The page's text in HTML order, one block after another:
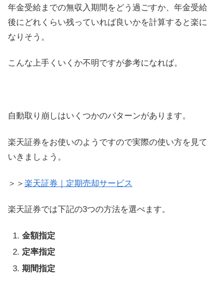
年金受給までの無収入期間をどう過ごすか、年金受給
後にどれくらい残っていれば良いかを計算すると楽に
なりそう。
こんな上手くいくか不明ですが参考になれば。
自動取り崩しはいくつかのパターンがあります。
楽天証券をお使いのようですので実際の使い方を見て
いきましょう。
＞＞ 楽天証券｜定期売却サービス
楽天証券では下記の3つの方法を選べます。
金額指定
定率指定
期間指定